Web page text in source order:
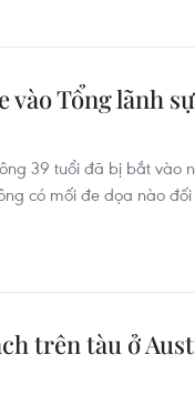
Tổng lãnh
39 tuổi đã bị bắt vào
có mối đe dọa nào
trên tàu ở